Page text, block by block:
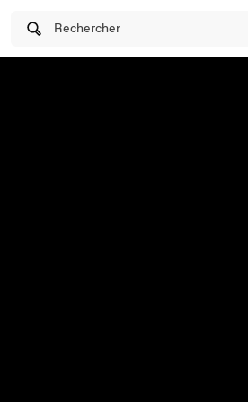
Rechercher